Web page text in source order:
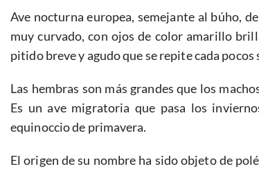
Ave nocturna europea, semejante al búho,
muy curvado, con ojos de color amarillo
pitido breve y agudo que se repite cada pocos
Las hembras son más grandes que los
Es un ave migratoria que pasa los
equinoccio de primavera.
El origen de su nombre ha sido objeto de